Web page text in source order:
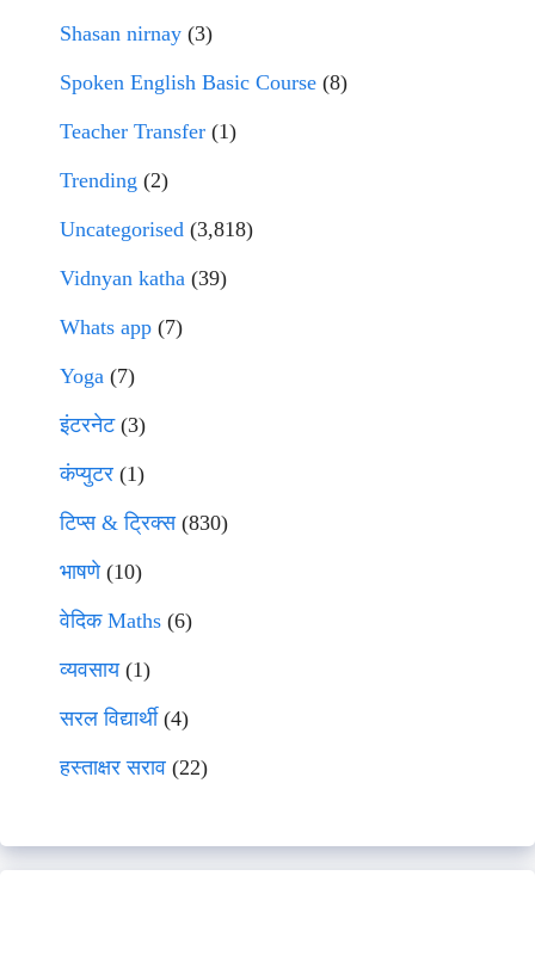
Shasan nirnay (3)
Spoken English Basic Course (8)
Teacher Transfer (1)
Trending (2)
Uncategorised (3,818)
Vidnyan katha (39)
Whats app (7)
Yoga (7)
इंटरनेट(3)
कंप्युटर (1)
टिप्स & ट्रिक्स(830)
भाषणे(10)
वेदिक Maths (6)
व्यवसाय(1)
सरल विद्यार्थी(4)
हस्ताक्षर सराव (22)